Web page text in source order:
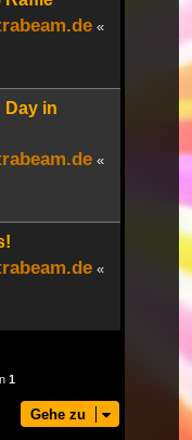
«
Day in
«
«
1
Gehe zu